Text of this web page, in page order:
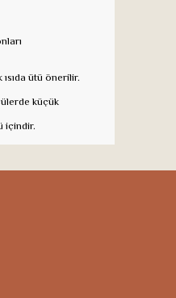
ısıda ütü önerilir.
küçük
içindir.